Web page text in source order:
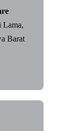
Lama,
Barat